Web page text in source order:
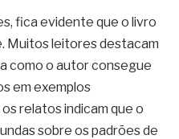
fica evidente que o livro
Muitos leitores destacam
como o autor consegue
em exemplos
relatos indicam que o
sobre os padrões de